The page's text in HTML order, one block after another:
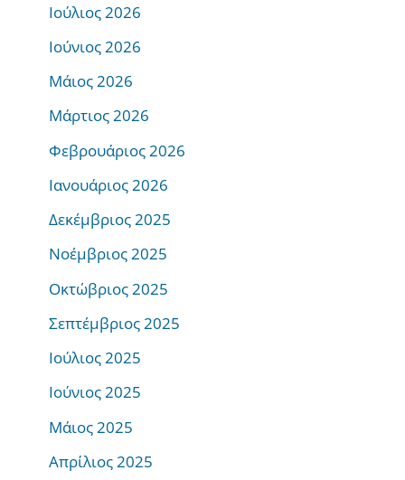
Ιούλιος 2026
Ιούνιος 2026
Μάιος 2026
Μάρτιος 2026
Φεβρουάριος 2026
Ιανουάριος 2026
Δεκέμβριος 2025
Νοέμβριος 2025
Οκτώβριος 2025
Σεπτέμβριος 2025
Ιούλιος 2025
Ιούνιος 2025
Μάιος 2025
Απρίλιος 2025